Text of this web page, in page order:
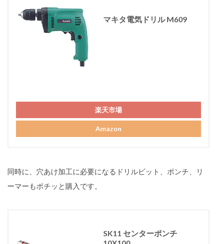
マキタ電気ドリル M609
楽天市場
Amazon
同時に、穴あけ加工に必要になるドリルビット、ポンチ、リ
ーマーもポチッと購入です。
SK11 センターポンチ